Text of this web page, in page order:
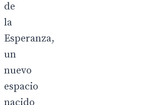
de
la
Esperanza,
un
nuevo
espacio